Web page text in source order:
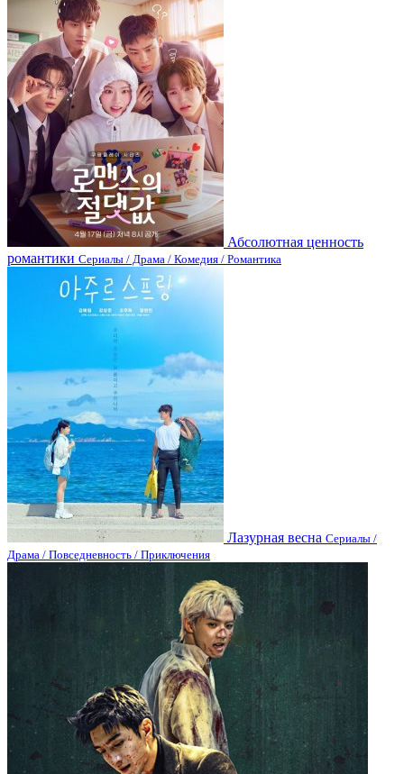
Абсолютная ценность
романтики Сериалы / Драма / Комедия / Романтика
Лазурная весна Сериалы /
Драма / Повседневность / Приключения